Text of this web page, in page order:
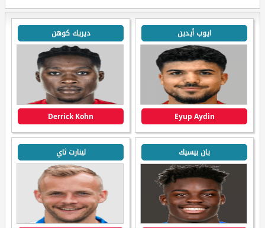
ايوب أيدين
Eyup Aydin
ديريك كوهن
Derrick Kohn
يان بيسيك لينارت ثاي